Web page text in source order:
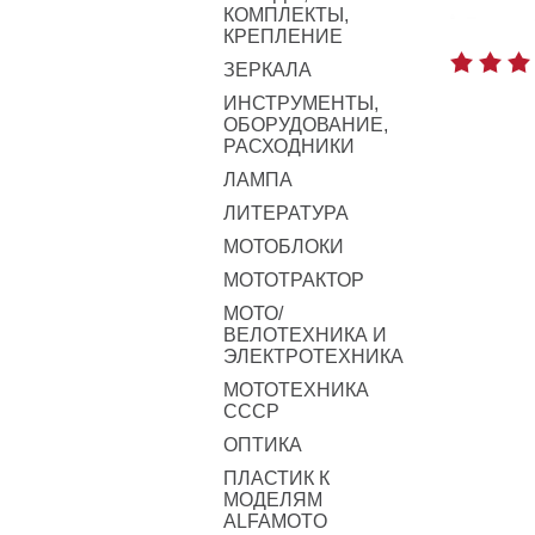
КОМПЛЕКТЫ,
КРЕПЛЕНИЕ
ЗЕРКАЛА
ИНСТРУМЕНТЫ,
ОБОРУДОВАНИЕ,
РАСХОДНИКИ
ЛАМПА
ЛИТЕРАТУРА
МОТОБЛОКИ
МОТОТРАКТОР
МОТО/
ВЕЛОТЕХНИКА И
ЭЛЕКТРОТЕХНИКА
МОТОТЕХНИКА
СССР
ОПТИКА
ПЛАСТИК К
МОДЕЛЯМ
ALFAMOTO